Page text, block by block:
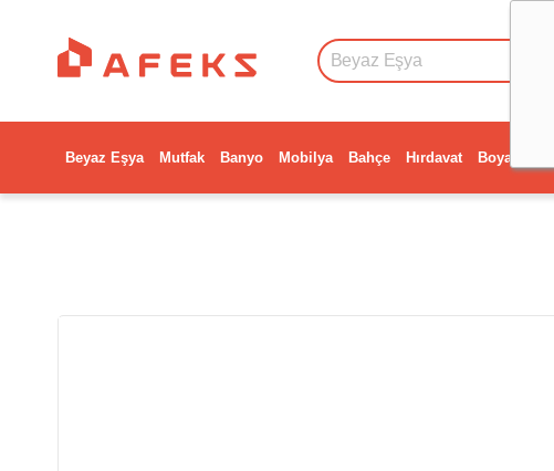
Beyaz Eşya Mutfak Banyo Mobilya Bahçe Hırdavat Boya